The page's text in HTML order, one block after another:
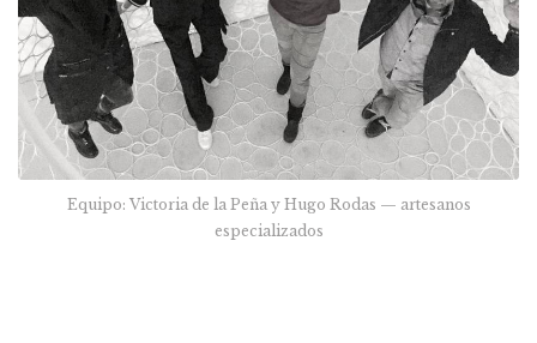
Equipo: Victoria de la Peña y Hugo Rodas — artesanos
especializados